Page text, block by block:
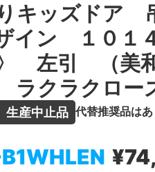
キッズドア
イン １０１
左引 （美
クラクロー
産中止品 代替推奨品は